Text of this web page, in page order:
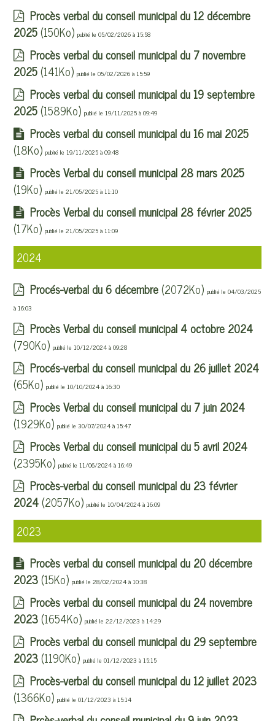
Procès verbal du conseil municipal du 12 décembre
2025(150Ko)publié le 05/02/2026 à 15:58
Procès verbal du conseil municipal du 7 novembre
2025(141Ko)publié le 05/02/2026 à 15:59
Procès verbal du conseil municipal du 19 septembre
2025(1589Ko)publié le 19/11/2025 à 09:49
Procès verbal du conseil municipal du 16 mai 2025
(18Ko)publié le 19/11/2025 à 09:48
Procès Verbal du conseil municipal 28 mars 2025
(19Ko)publié le 21/05/2025 à 11:10
Procès Verbal du conseil municipal 28 février 2025
(17Ko)publié le 21/05/2025 à 11:09
2024
Procés-verbal du 6 décembre(2072Ko)publié le 04/03/2025
à 16:03
Procès Verbal du conseil municipal 4 octobre 2024
(790Ko)publié le 10/12/2024 à 09:28
Procés-verbal du conseil municipal du 26 juillet 2024
(65Ko)publié le 10/10/2024 à 16:30
Procès Verbal du conseil municipal du 7 juin 2024
(1929Ko)publié le 30/07/2024 à 15:47
Procès Verbal du conseil municipal du 5 avril 2024
(2395Ko)publié le 11/06/2024 à 16:49
Procès-verbal du conseil municipal du 23 février
2024(2057Ko)publié le 10/04/2024 à 16:09
2023
Procès verbal du conseil municipal du 20 décembre
2023(15Ko)publié le 28/02/2024 à 10:38
Procès verbal du conseil municipal du 24 novembre
2023(1654Ko)publié le 22/12/2023 à 14:29
Procès verbal du conseil municipal du 29 septembre
2023(1190Ko)publié le 01/12/2023 à 15:15
Procès-verbal du conseil municipal du 12 juillet 2023
(1366Ko)publié le 01/12/2023 à 15:14